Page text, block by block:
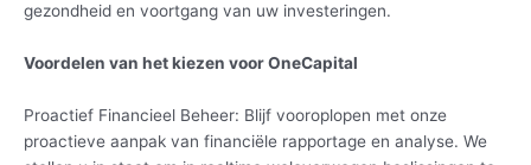
gezondheid en voortgang van uw investeringen.
Voordelen van het kiezen voor OneCapital
Proactief Financieel Beheer: Blijf vooroplopen met onze
proactieve aanpak van financiële rapportage en analyse. We